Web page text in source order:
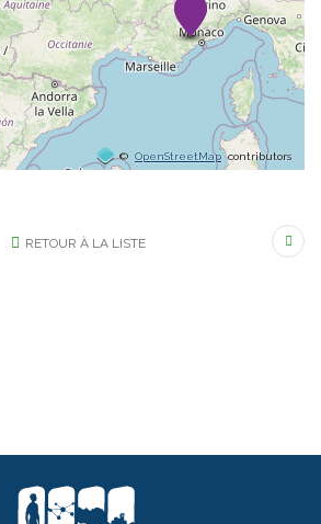
© OpenStreetMap contributors
RETOUR À LA LISTE